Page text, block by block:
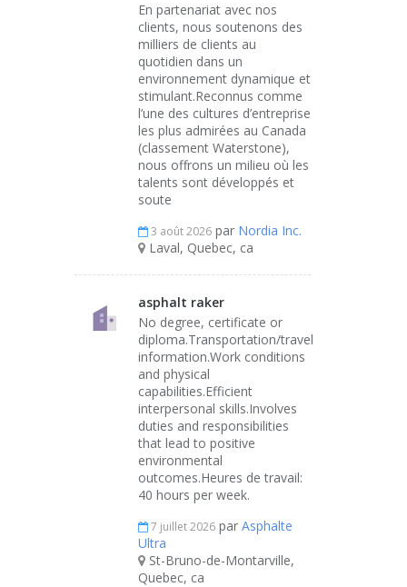
En partenariat avec nos
clients, nous soutenons des
milliers de clients au
quotidien dans un
environnement dynamique et
stimulant.Reconnus comme
l’une des cultures d’entreprise
les plus admirées au Canada
(classement Waterstone),
nous offrons un milieu où les
talents sont développés et
soute
3 août 2026 par Nordia Inc.
Laval, Quebec, ca
asphalt raker
No degree, certificate or
diploma.Transportation/travel
information.Work conditions
and physical
capabilities.Efficient
interpersonal skills.Involves
duties and responsibilities
that lead to positive
environmental
outcomes.Heures de travail:
40 hours per week.
7 juillet 2026 par Asphalte
Ultra
St-Bruno-de-Montarville,
Quebec, ca